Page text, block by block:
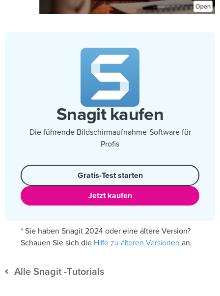
Snagit kaufen
Die führende Bildschirmaufnahme-Software für
Profis
Gratis-Test starten
Jetzt kaufen
* Sie haben Snagit 2024 oder eine ältere Version?
Schauen Sie sich die Hilfe zu älteren Versionen an.
Alle Snagit -Tutorials